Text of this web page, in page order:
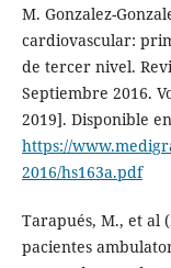
M. Gonzalez-
cardiovascular:
de tercer nivel.
Septiembre 2016.
2019]. Disponible
https://
2016/hs163a.pdf
Tarapués, M., et al
pacientes